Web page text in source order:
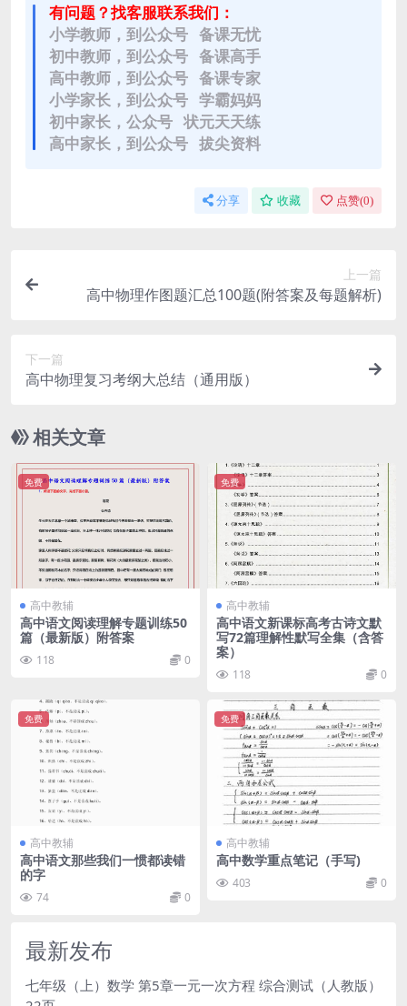
有问题？找客服联系我们：
小学教师，到公众号 备课无忧
初中教师，到公众号 备课高手
高中教师，到公众号 备课专家
小学家长，到公众号 学霸妈妈
初中家长，公众号 状元天天练
高中家长，到公众号 拔尖资料
分享 收藏 点赞(0)
上一篇
高中物理作图题汇总100题(附答案及每题解析)
下一篇
高中物理复习考纲大总结（通用版）
相关文章
免费
高中教辅
高中语文阅读理解专题训练50
篇（最新版）附答案
118 0
免费
高中教辅
高中语文新课标高考古诗文默
写72篇理解性默写全集（含答
案）
118 0
免费
高中教辅
高中语文那些我们一惯都读错
的字
74 0
免费
高中教辅
高中数学重点笔记（手写)
403 0
最新发布
七年级（上）数学 第5章一元一次方程 综合测试（人教版）